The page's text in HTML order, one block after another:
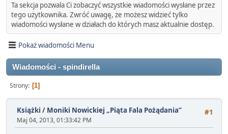
Ta sekcja pozwala Ci zobaczyć wszystkie wiadomości wysłane przez
tego użytkownika. Zwróć uwagę, że możesz widzieć tylko
wiadomości wysłane w działach do których masz aktualnie dostęp.
Pokaż wiadomości Menu
Wiadomości - spindirella
Strony 1
#1
Książki / Moniki Nowickiej „Piąta Fala Pożądania”
Maj 04, 2013, 01:33:42 PM